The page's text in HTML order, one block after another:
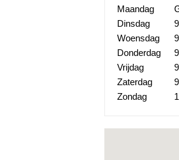
Maandag
Dinsdag
Woensdag
Donderdag
Vrijdag
Zaterdag
Zondag